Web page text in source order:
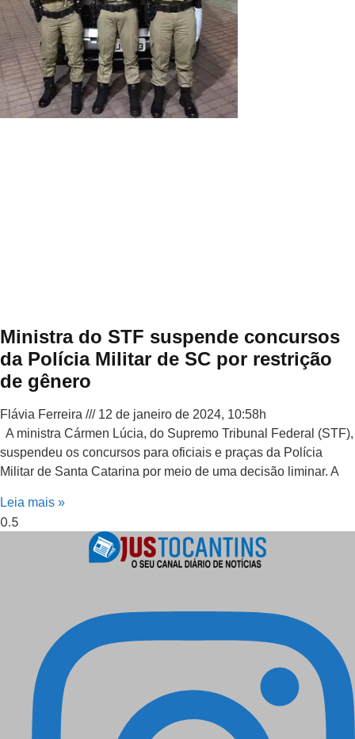
Ministra do STF suspende concursos
da Polícia Militar de SC por restrição
de gênero
Flávia Ferreira
12 de janeiro de 2024, 10:58h
A ministra Cármen Lúcia, do Supremo Tribunal Federal (STF),
suspendeu os concursos para oficiais e praças da Polícia
Militar de Santa Catarina por meio de uma decisão liminar. A
Leia mais »